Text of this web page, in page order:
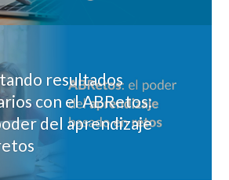
resultados
con el ABRetos:
del aprendizaje